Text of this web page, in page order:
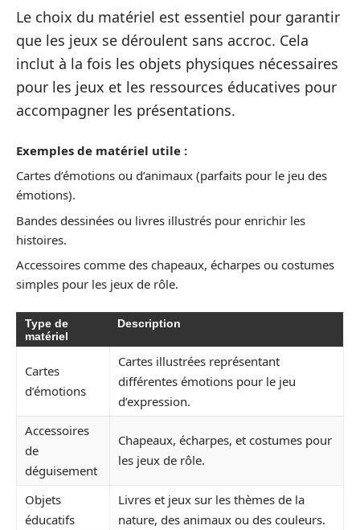
Le choix du matériel est essentiel pour garantir
que les jeux se déroulent sans accroc. Cela
inclut à la fois les objets physiques nécessaires
pour les jeux et les ressources éducatives pour
accompagner les présentations.
Exemples de matériel utile :
Cartes d’émotions ou d’animaux (parfaits pour le jeu des
émotions).
Bandes dessinées ou livres illustrés pour enrichir les
histoires.
Accessoires comme des chapeaux, écharpes ou costumes
simples pour les jeux de rôle.
Type de
matériel
Description
Cartes
d’émotions
Cartes illustrées représentant
différentes émotions pour le jeu
d’expression.
Accessoires
de
déguisement
Chapeaux, écharpes, et costumes pour
les jeux de rôle.
Objets
éducatifs
Livres et jeux sur les thèmes de la
nature, des animaux ou des couleurs.